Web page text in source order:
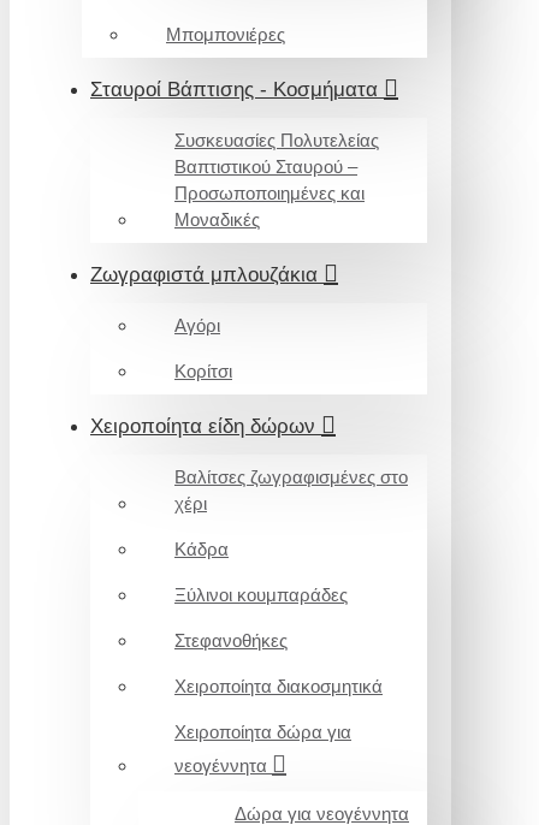
Μπομπονιέρες
Σταυροί Βάπτισης - Κοσμήματα
Συσκευασίες Πολυτελείας
Βαπτιστικού Σταυρού –
Προσωποποιημένες και
Μοναδικές
Ζωγραφιστά μπλουζάκια
Αγόρι
Κορίτσι
Χειροποίητα είδη δώρων
Βαλίτσες ζωγραφισμένες στο
χέρι
Κάδρα
Ξύλινοι κουμπαράδες
Στεφανοθήκες
Χειροποίητα διακοσμητικά
Χειροποίητα δώρα για
νεογέννητα
Δώρα για νεογέννητα